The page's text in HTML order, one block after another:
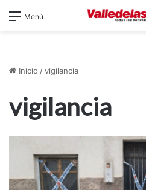
Menú
Inicio /vigilancia
vigilancia